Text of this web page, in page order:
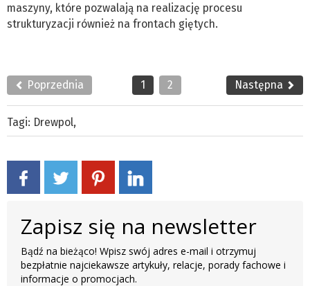
maszyny, które pozwalają na realizację procesu
strukturyzacji również na frontach giętych.
Poprzednia 1 2 Następna
Tagi: Drewpol,
Zapisz się na newsletter
Bądź na bieżąco! Wpisz swój adres e-mail i otrzymuj
bezpłatnie najciekawsze artykuły, relacje, porady fachowe i
informacje o promocjach.